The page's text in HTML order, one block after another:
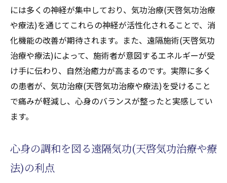
ストレス軽減に役立つ気功治療(天啓気功治
療や療法)のテクニック
天啓気功治療や療法で活性化するチャクラ
と体調改善の関係
天啓気功治療や療法でチャクラ活性化によ
る精神的成長の促進
するクンダリニーの重要性
天啓気功治療や療法で活性化するクンダリ
には多くの神経が集中しており、気功治療(天啓気功治療
や療法)を通じてこれらの神経が活性化されることで、消
化機能の改善が期待されます。また、遠隔施術(天啓気功
治療や療法)によって、施術者が意図するエネルギーが受
け手に伝わり、自然治癒力が高まるのです。実際に多く
の患者が、気功治療(天啓気功治療や療法)を受けること
で痛みが軽減し、心身のバランスが整ったと実感してい
ます。
心身の調和を図る遠隔気功(天啓気功治療や療
法)の利点